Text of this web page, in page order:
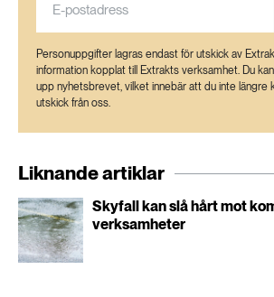
Personuppgifter lagras endast för utskick av
information kopplat till Extrakts verksamhet. Du
upp nyhetsbrevet, vilket innebär att du inte längre
utskick från oss.
Liknande artiklar
Skyfall kan slå hårt mot
verksamheter